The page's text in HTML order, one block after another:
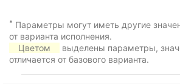
* Параметры могут иметь другие
от варианта исполнения.
Цветом
выделены параметры,
отличается от базового варианта.